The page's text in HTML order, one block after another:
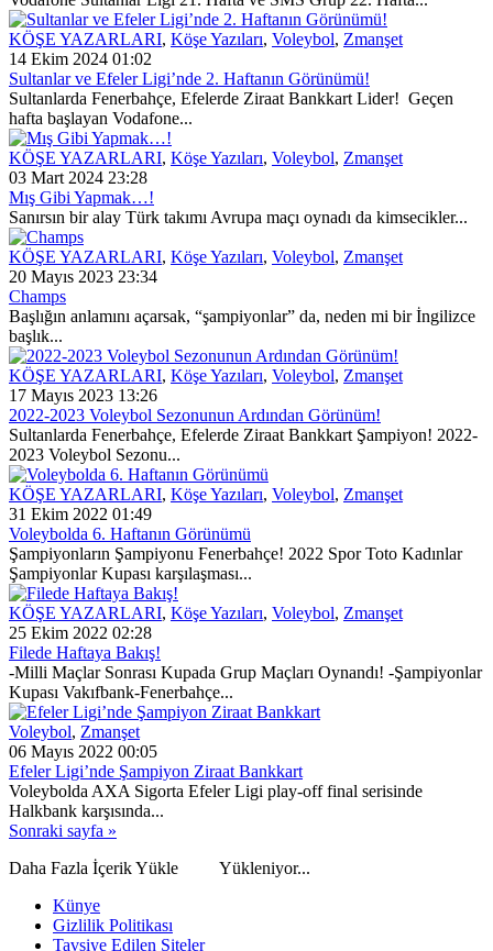
KÖŞE YAZARLARI, Köşe Yazıları, Voleybol, Zmanşet
14 Ekim 2024 01:02
Sultanlar ve Efeler Ligi’nde 2. Haftanın Görünümü!
Sultanlarda Fenerbahçe, Efelerde Ziraat Bankkart Lider! Geçen
hafta başlayan Vodafone...
KÖŞE YAZARLARI, Köşe Yazıları, Voleybol, Zmanşet
03 Mart 2024 23:28
Mış Gibi Yapmak…!
Sanırsın bir alay Türk takımı Avrupa maçı oynadı da kimsecikler...
KÖŞE YAZARLARI, Köşe Yazıları, Voleybol, Zmanşet
20 Mayıs 2023 23:34
Champs
Başlığın anlamını açarsak, “şampiyonlar” da, neden mi bir İngilizce
başlık...
KÖŞE YAZARLARI, Köşe Yazıları, Voleybol, Zmanşet
17 Mayıs 2023 13:26
2022-2023 Voleybol Sezonunun Ardından Görünüm!
Sultanlarda Fenerbahçe, Efelerde Ziraat Bankkart Şampiyon! 2022-
2023 Voleybol Sezonu...
KÖŞE YAZARLARI, Köşe Yazıları, Voleybol, Zmanşet
31 Ekim 2022 01:49
Voleybolda 6. Haftanın Görünümü
Şampiyonların Şampiyonu Fenerbahçe! 2022 Spor Toto Kadınlar
Şampiyonlar Kupası karşılaşması...
KÖŞE YAZARLARI, Köşe Yazıları, Voleybol, Zmanşet
25 Ekim 2022 02:28
Filede Haftaya Bakış!
-Milli Maçlar Sonrası Kupada Grup Maçları Oynandı! -Şampiyonlar
Kupası Vakıfbank-Fenerbahçe...
Voleybol, Zmanşet
06 Mayıs 2022 00:05
Efeler Ligi’nde Şampiyon Ziraat Bankkart
Voleybolda AXA Sigorta Efeler Ligi play-off final serisinde
Halkbank karşısında...
Sonraki sayfa »
Daha Fazla İçerik Yükle
Yükleniyor...
Künye
Gizlilik Politikası
Tavsiye Edilen Siteler